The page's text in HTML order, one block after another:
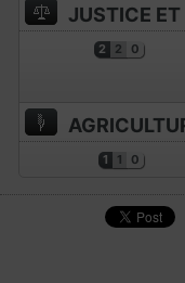
JUSTICE
2 2 0
1 1 0